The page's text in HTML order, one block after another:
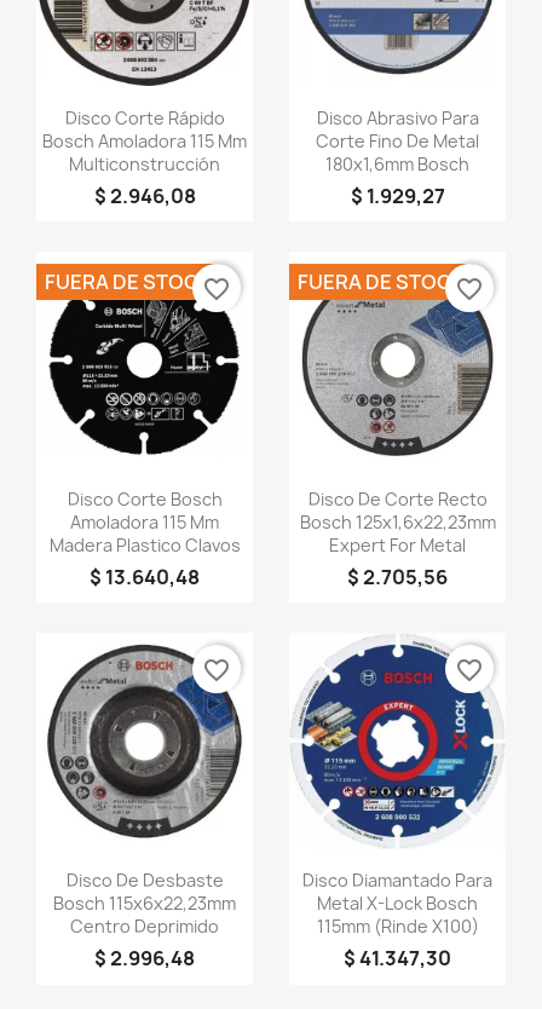
Vista rápida
Disco Corte Rápido
Bosch Amoladora 115 Mm
Multiconstrucción
$ 2.946,08
Vista rápida
Disco Abrasivo Para
Corte Fino De Metal
180x1,6mm Bosch
$ 1.929,27
Vista rápida
Disco Corte Bosch
Amoladora 115 Mm
Madera Plastico Clavos
$ 13.640,48
FUERA DE STOCKfavorite_border
 Vista rápida
Disco De Corte Recto
Bosch 125x1,6x22,23mm
Expert For Metal
$ 2.705,56
FUERA DE STOCKfavorite_border
Vista rápida
Disco De Desbaste
Bosch 115x6x22,23mm
Centro Deprimido
$ 2.996,48
favorite_border
Vista rápida
Disco Diamantado Para
Metal X-Lock Bosch
115mm (rinde X100)
$ 41.347,30
favorite_border
Nombre de la lista de deseos
Cancelar
Crear lista de deseos